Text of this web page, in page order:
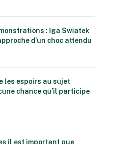
: Iga Swiatek
d’un choc attendu
les espoirs au sujet
chance qu’il participe
il est important que